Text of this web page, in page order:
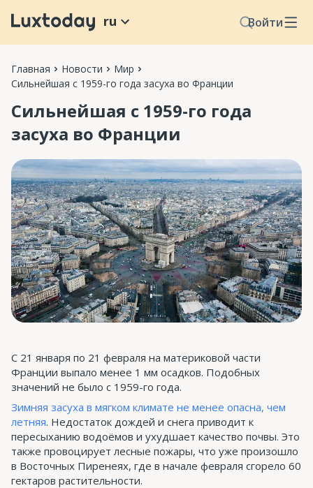
Войти
ru
Главная Новости
Мир
Сильнейшая с 1959-го года засуха во Франции
Сильнейшая с 1959-го года
засуха во Франции
С 21 января по 21 февраля на материковой части
Франции выпало менее 1 мм осадков. Подобных
значений не было с 1959-го года.
Зимняя засуха в мягком климате не менее опасна, чем
летняя. Недостаток дождей и снега приводит к
пересыханию водоёмов и ухудшает качество почвы. Это
также провоцирует лесные пожары, что уже произошло
в Восточных Пиренеях, где в начале февраля сгорело 60
гектаров растительности.